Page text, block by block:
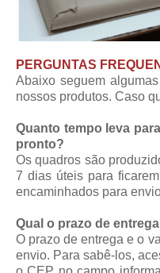
PERGUNTAS
Abaixo seguem
nossos produtos. Caso
Quanto tempo leva
pronto?
Os quadros são
7 dias úteis para
encaminhados para
Qual o prazo de
O prazo de entrega e o
envio. Para sabê-los,